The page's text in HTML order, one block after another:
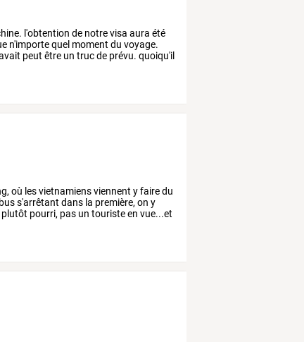
l'obtention de notrevisa aura été
n'importequel moment du voyage.
peut être un trucde prévu. quoiqu'il
où lesvietnamiensviennent yfairedu
buss'arrêtant dans la première, on y
plutôt pourri, pas un touristeen vue...et